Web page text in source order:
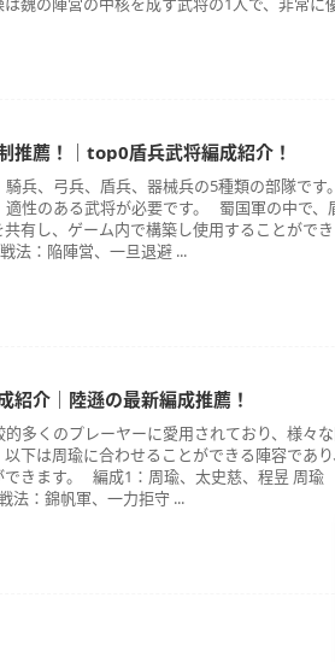
推薦！｜top0盾兵武将編成紹介！
兵、弓兵、盾兵、器械兵の5種類の部隊です
性のある武将が必要です。 蜀国軍の中で、
有し、ゲーム内で構築し使用することがで
法：陥陣営、一旦退避 ...
紹介｜陸遜の最新編成推薦！
多くのプレーヤーに愛用されており、様々
下は周瑜に合わせることができる陣容であ
できます。 編成1：周瑜、太史慈、程昱 周
：錦帆軍、一力拒守 ...